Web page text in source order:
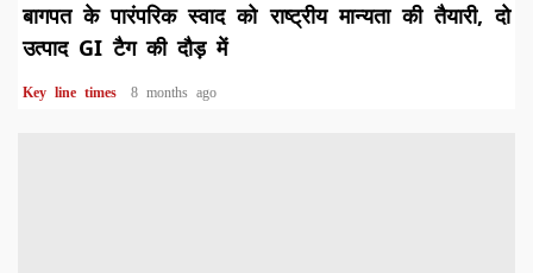
बागपत के पारंपरिक स्वाद को राष्ट्रीय मान्यता की तैयारी, दो
उत्पाद GI टैग की दौड़ में
Key line times 8 months ago